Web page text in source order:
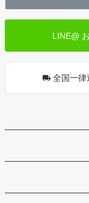
LINE@
全国一